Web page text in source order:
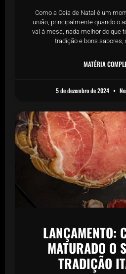
Como a Ceia de Natal é um
união, principalmente quando o
vai à mesa, nada melhor do que
tradição e bons sabores,
MATÉRIA
5 de dezembro de 2024
LANÇAMENTO:
MATURADO O
TRADIÇÃO